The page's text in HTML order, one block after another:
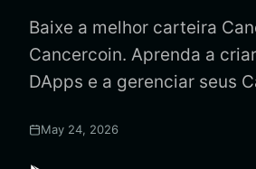
Baixe a melhor carteira
Cancercoin. Aprenda a
DApps e a gerenciar seus
May 24, 2026